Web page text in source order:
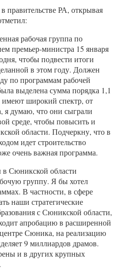
в правительстве РА, открывая
рабочая группа по
премьер-министра 15 января
чтобы подвести итоги
в этом году. Должен
по программам рабочей
выделена сумма порядка 1,1
широкий спектр, от
я думаю, что они сыграли
среде, чтобы повысить и
области. Подчеркну, что в
идет строительство
очень важная программа.
в Сюникской области
группу. Я бы хотел
В частности, в сфере
наши стратегические
с Сюникской области,
апробацию в расширенной
Сюника, на реализацию
9 миллиардов драмов.
и в других крупных